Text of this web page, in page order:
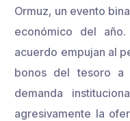
Ormuz, un evento
económico del
acuerdo empujan al
bonos del tesoro a
demanda
agresivamente la